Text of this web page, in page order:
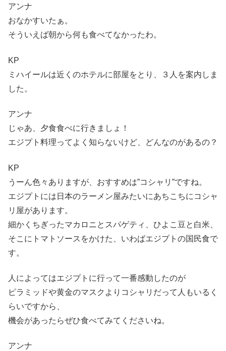
アンナ
おなかすいたぁ。
そういえば朝から何も食べてなかったわ。
KP
ミハイールは近くのホテルに部屋をとり、３人を案内しま
した。
アンナ
じゃあ、夕食食べに行きましょ！
エジプト料理ってよく知らないけど、どんなのがあるの？
KP
うーん色々ありますが、おすすめは”コシャリ”ですね。
エジプトには日本のラーメン屋みたいにあちこちにコシャ
リ屋があります。
細かくちぎったマカロニとスパゲティ、ひよこ豆と白米、
そこにトマトソースをかけた、いわばエジプトの国民食で
す。
人によってはエジプトに行って一番感動したのが
ピラミッドや黄金のマスクよりコシャリだって人もいるく
らいですから、
機会があったらぜひ食べてみてくださいね。
アンナ